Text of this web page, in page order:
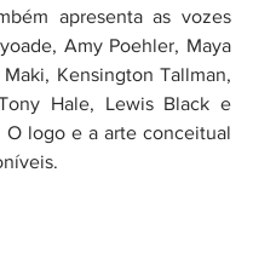
apresenta as vozes
Amy Poehler, Maya
Kensington Tallman,
Hale, Lewis Black e
O logo e a arte conceitual